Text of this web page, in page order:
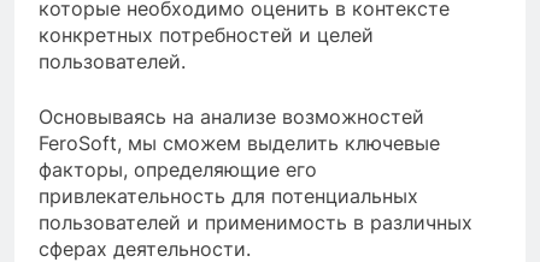
которые необходимо оценить в контексте
конкретных потребностей и целей
пользователей.
Основываясь на анализе возможностей
FeroSoft, мы сможем выделить ключевые
факторы, определяющие его
привлекательность для потенциальных
пользователей и применимость в различных
сферах деятельности.